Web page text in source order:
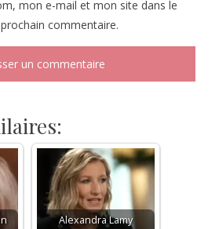
mon e-mail et mon site dans le
commentaire.
Alexandra Lamy